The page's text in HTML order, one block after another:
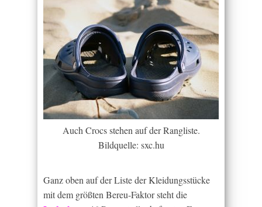
Auch Crocs stehen auf der Rangliste.
Bildquelle: sxc.hu
Ganz oben auf der Liste der Kleidungsstücke
mit dem größten Bereu-Faktor steht die